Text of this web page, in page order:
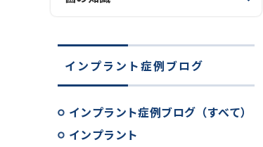
インプラント症例ブログ
インプラント症例ブログ（すべて）
インプラント